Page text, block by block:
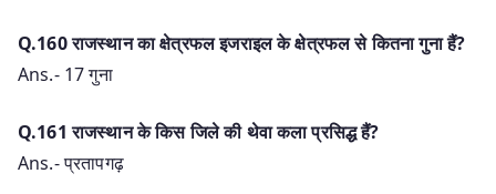
Q.160 राजस्थान का क्षेत्रफल इजराइल के क्षेत्रफल से कितना गुना हैं?
Ans.- 17 गुना
Q.161 राजस्थान के किस जिले की थेवा कला प्रसिद्ध हैं?
Ans.- प्रतापगढ़